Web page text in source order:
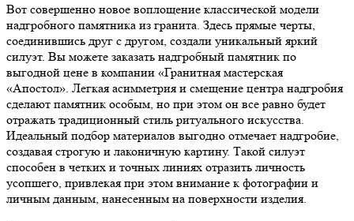
Вот совершенно новое воплощение классической модели
надгробного памятника из гранита. Здесь прямые черты,
соединившись друг с другом, создали уникальный яркий
силуэт. Вы можете заказать надгробный памятник по
выгодной цене в компании «Гранитная мастерская
«Апостол». Легкая асимметрия и смещение центра надгробия
сделают памятник особым, но при этом он все равно будет
отражать традиционный стиль ритуального искусства.
Идеальный подбор материалов выгодно отмечает надгробие,
создавая строгую и лаконичную картину. Такой силуэт
способен в четких и точных линиях отразить личность
усопшего, привлекая при этом внимание к фотографии и
личным данным, нанесенным на поверхности изделия.